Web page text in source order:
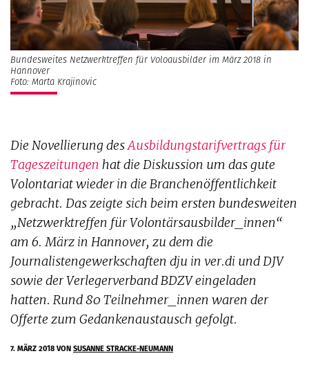
Bundesweites Netzwerktreffen für Voloausbilder im März 2018 in
Hannover
Foto: Marta Krajinovic
Die Novellierung desAusbildungstarifvertrags für
Tageszeitungen hat die Diskussion um das gute
Volontariat wieder in die Branchenöffentlichkeit
gebracht. Das zeigte sich beim ersten bundesweiten
„Netzwerktreffen für Volontärsausbilder_innen“
am 6. März in Hannover, zu dem die
Journalistengewerkschaften dju in ver.di und DJV
sowie der Verlegerverband BDZV eingeladen
hatten. Rund 80 Teilnehmer_innen waren der
Offerte zum Gedankenaustausch gefolgt.
7. MÄRZ 2018VONSUSANNE STRACKE-NEUMANN